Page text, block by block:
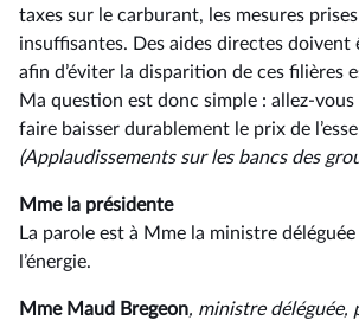
taxes sur le carburant, les mesures
insuffisantes. Des aides directes doivent
afin d’éviter la disparition de ces filières
Ma question est donc simple : allez-
faire baisser durablement le prix de
(Applaudissements sur les bancs des
Mme la présidente
La parole est à Mme la ministre
l’énergie.
Mme Maud Bregeon, ministre déléguée,